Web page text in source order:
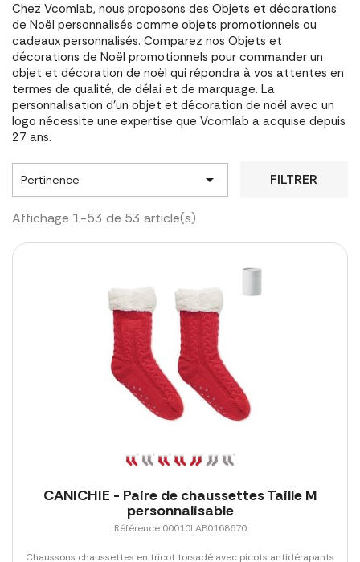
Chez Vcomlab, nous proposons des Objets et décorations
de Noël personnalisés comme objets promotionnels ou
cadeaux personnalisés. Comparez nos Objets et
décorations de Noël promotionnels pour commander un
objet et décoration de noël qui répondra à vos attentes en
termes de qualité, de délai et de marquage. La
personnalisation d'un objet et décoration de noël avec un
logo nécessite une expertise que Vcomlab a acquise depuis
27 ans.
Pertinence  FILTRER
Affichage 1-53 de 53 article(s)
CANICHIE - Paire de chaussettes Taille M
personnalisable
Référence 00010LAB0168670
Chaussons chaussettes en tricot torsadé avec picots antidérapants